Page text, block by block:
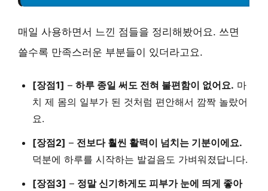
매일 사용하면서 느낀 점들을 정리해봤어요. 쓰면
쓸수록 만족스러운 부분들이 있더라고요.
[장점1] – 하루 종일 써도 전혀 불편함이 없어요. 마
치 제 몸의 일부가 된 것처럼 편안해서 깜짝 놀랐어
요.
[장점2] – 전보다 훨씬 활력이 넘치는 기분이에요.
덕분에 하루를 시작하는 발걸음도 가벼워졌답니다.
[장점3] – 정말 신기하게도 피부가 눈에 띄게 좋아